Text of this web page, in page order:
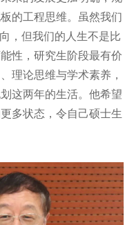
的工程思维。虽然我们
，但我们的人生不是比
性，研究生阶段最有价
理论思维与学术素养，
这两年的生活。他希望
多状态，令自己硕士生